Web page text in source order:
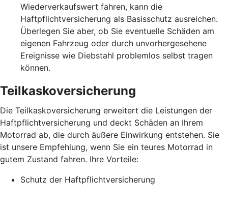
Wiederverkaufswert fahren, kann die
Haftpflichtversicherung als Basisschutz ausreichen.
Überlegen Sie aber, ob Sie eventuelle Schäden am
eigenen Fahrzeug oder durch unvorhergesehene
Ereignisse wie Diebstahl problemlos selbst tragen
können.
Teilkaskoversicherung
Die Teilkaskoversicherung erweitert die Leistungen der
Haftpflichtversicherung und deckt Schäden an Ihrem
Motorrad ab, die durch äußere Einwirkung entstehen. Sie
ist unsere Empfehlung, wenn Sie ein teures Motorrad in
gutem Zustand fahren. Ihre Vorteile:
Schutz der Haftpflichtversicherung